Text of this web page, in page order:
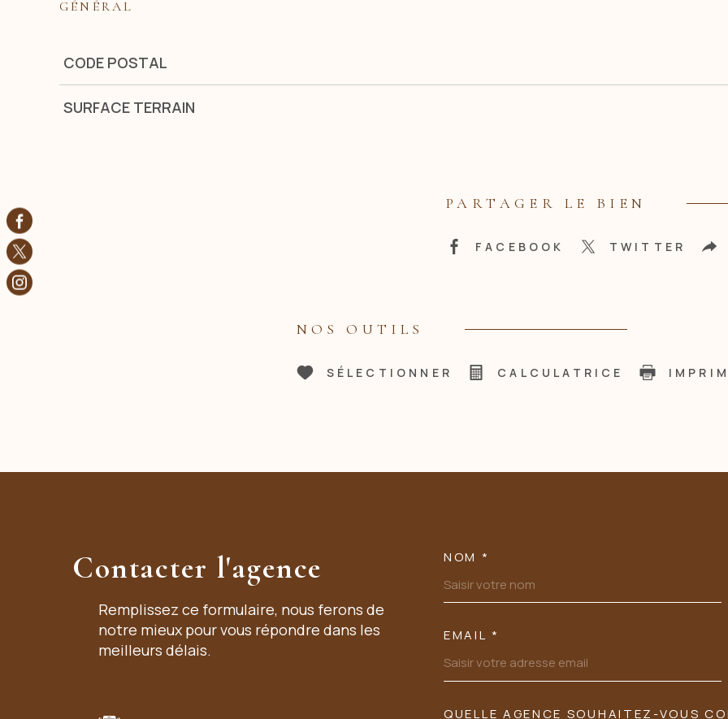
GÉNÉRAL
Caractérisque Valeurs
CODE POSTAL
SURFACE TERRAIN
PARTAGER LE BIEN
FACEBOOK TWITTER
NOS OUTILS
SÉLECTIONNER CALCULATRICE
Contacter l'agence
Remplissez ce formulaire, nous ferons de
notre mieux pour vous répondre dans les
meilleurs délais.
NOM *
EMAIL *
QUELLE AGENCE SOUHAITEZ-VOUS